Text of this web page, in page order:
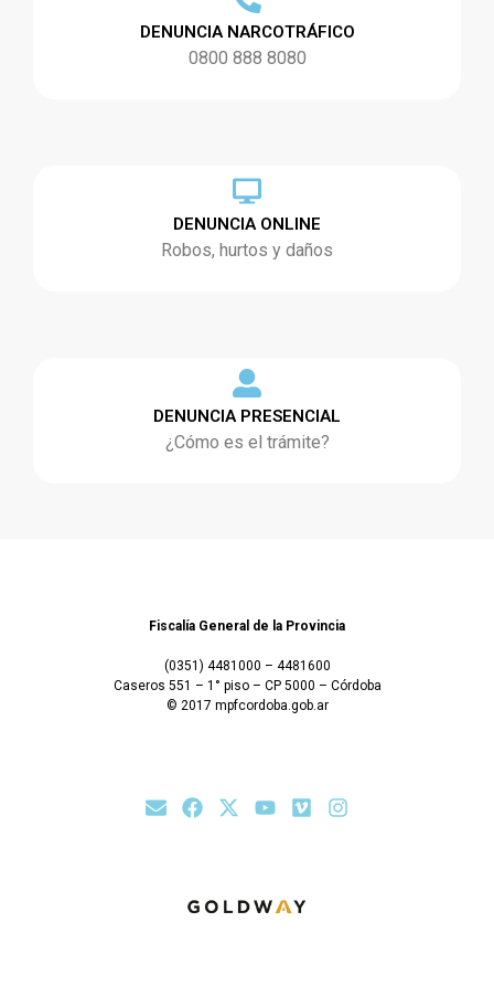
DENUNCIA NARCOTRÁFICO
0800 888 8080
DENUNCIA ONLINE
Robos, hurtos y daños
DENUNCIA PRESENCIAL
¿Cómo es el trámite?
Fiscalía General de la Provincia
(0351) 4481000 – 4481600
Caseros 551 – 1° piso – CP 5000 – Córdoba
© 2017 mpfcordoba.gob.ar